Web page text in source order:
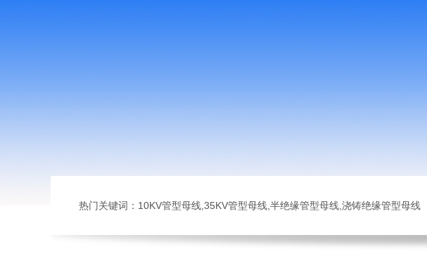
热门关键词：10KV管型母线,35KV管型母线,半绝缘管型母线,浇铸绝缘管型母线